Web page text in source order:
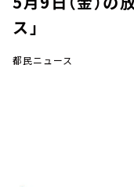
ス」
都民ニュース